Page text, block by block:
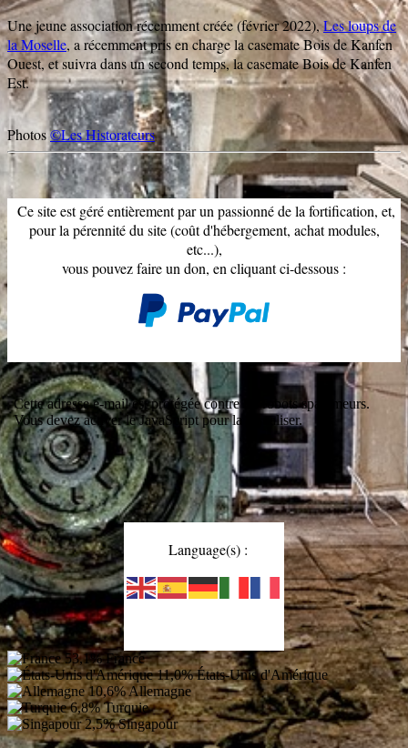
Une jeune association récemment créée (février 2022),Les loups de
la Moselle, a récemment pris en charge la casemate Bois de Kanfen
Ouest, et suivra dans un second temps, la casemate Bois de Kanfen
Est.
Photos©Les Historateurs
Ce site est géré entièrement par un passionné de la fortification, et,
pour la pérennité du site (coût d'hébergement, achat modules,
etc...),
vous pouvez faire un don, en cliquant ci-dessous :
Cette adresse e-mail est protégée contre les robots spammeurs.
Vous devez activer le JavaScript pour la visualiser.
Language(s) :
53,1% France
11,0% États-Unis d'Amérique
10,6%Allemagne
6,8% Turquie
2,5% Singapour